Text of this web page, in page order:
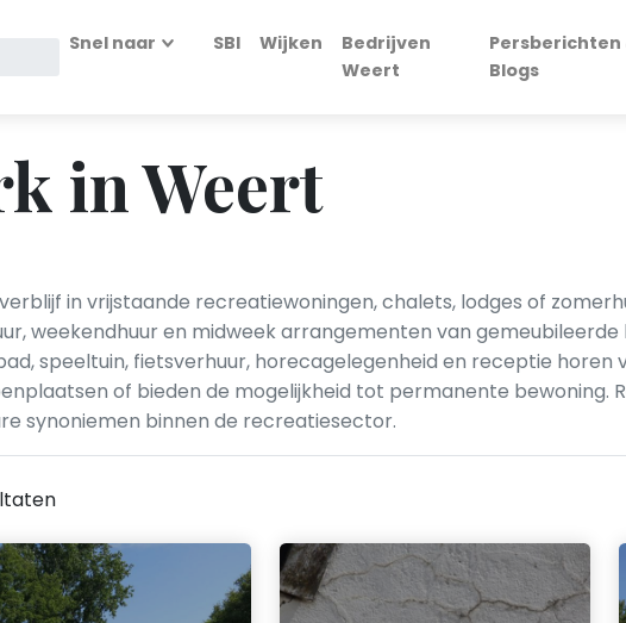
Snel naar SBI Wijken
Bedrijven
Weert
Persberichten
Blogs
in Weert
in vrijstaande recreatiewoningen, chalets, lodges of
weekendhuur en midweek arrangementen van gemeubileerde
speeltuin, fietsverhuur, horecagelegenheid en receptie horen
of bieden de mogelijkheid tot permanente bewoning.
synoniemen binnen de recreatiesector.